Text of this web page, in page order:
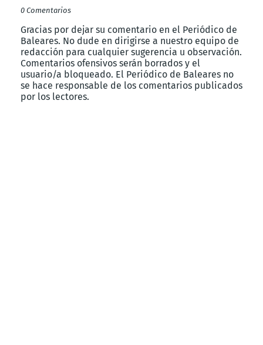
0 Comentarios
Gracias por dejar su comentario en el Periódico de
Baleares. No dude en dirigirse a nuestro equipo de
redacción para cualquier sugerencia u observación.
Comentarios ofensivos serán borrados y el
usuario/a bloqueado. El Periódico de Baleares no
se hace responsable de los comentarios publicados
por los lectores.